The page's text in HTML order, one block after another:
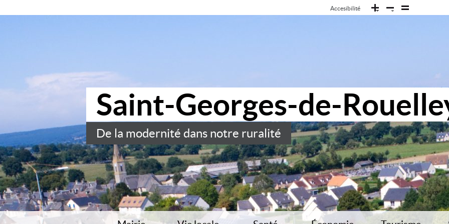
Accesibilité
T T
Saint-Georges-de-
De la modernité dans notre ruralité